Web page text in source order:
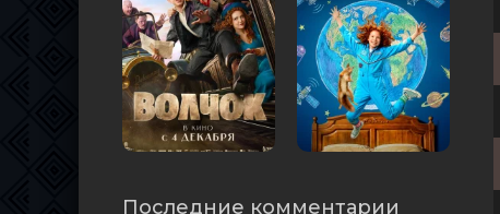
Последние комментарии